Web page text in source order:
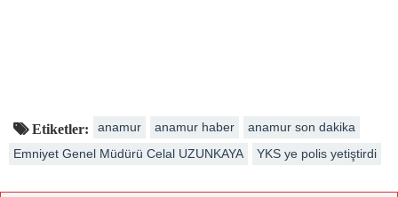
Etiketler: anamur anamur haber
anamur son dakika
Emniyet Genel Müdürü Celal UZUNKAYA
YKS ye polis yetiştirdi